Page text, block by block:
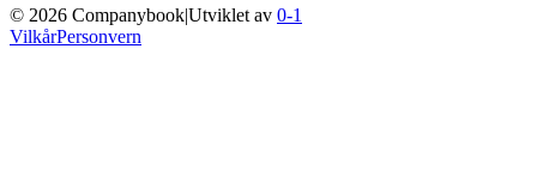
© 2026 Companybook|Utviklet av 0-1
VilkårPersonvern